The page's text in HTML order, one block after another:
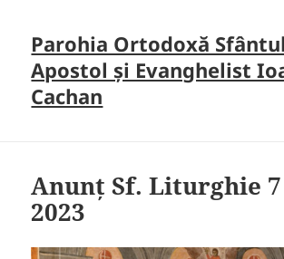
Parohia Ortodoxă Sfântul
Apostol și Evanghelist
Cachan
Anunț Sf. Liturghie
2023